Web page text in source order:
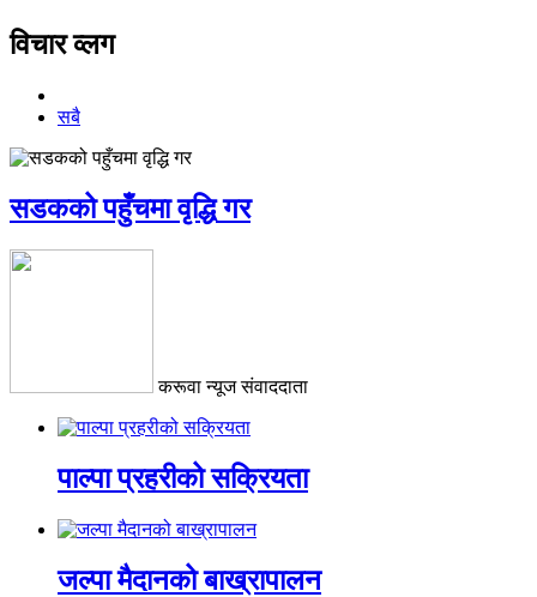
विचार व्लग
सबै
सडकको पहुँचमा वृद्धि गर
करूवा न्यूज संवाददाता
पाल्पा प्रहरीको सक्रियता
जल्पा मैदानको बाख्रापालन